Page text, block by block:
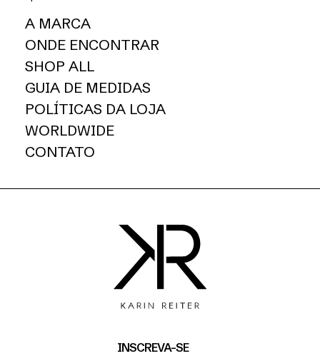
A MARCA
ONDE ENCONTRAR
SHOP ALL
GUIA DE MEDIDAS
POLÍTICAS DA LOJA
WORLDWIDE
CONTATO
INSCREVA-SE